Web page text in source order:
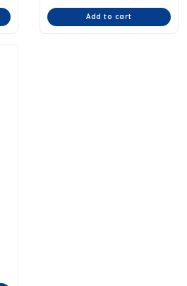
Add to cart